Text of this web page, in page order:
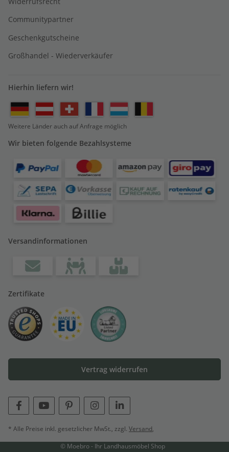
Communitypartner
Geschenkgutscheine
Großhandel - Wiederverkäufer
Hierhin liefern wir!
Weitere Länder auch auf Anfrage möglich
Wir bieten folgende Bezahlsysteme
Versandinformationen
Zertifikate
Vertrag widerrufen
* Alle Preise inkl. gesetzlicher MwSt., zzgl. Versand,
© Moebro - Ihr Landhausmöbel Shop